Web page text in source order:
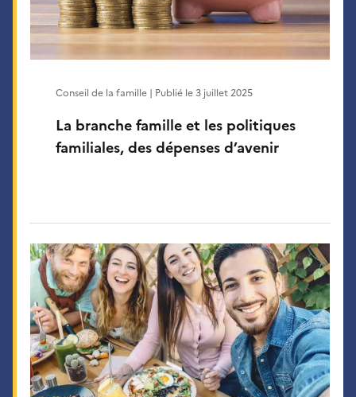
La branche famille et les politiques
familiales, des dépenses d’avenir
Conseil de la famille | Publié le3 juillet 2025